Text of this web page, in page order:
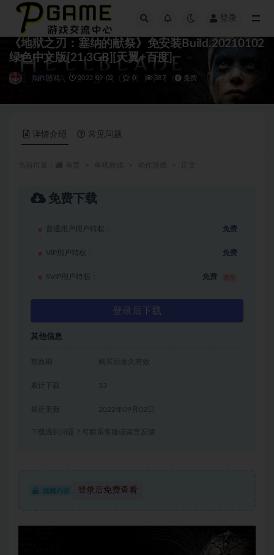
登录
《地狱之刃：塞纳的献祭》免安装Build.20210102
绿色中文版[21.3GB][天翼+百度]
动作游戏 2022-09-02 0 387 免费
详情介绍 常见问题
免费下载
普通用户用户特权： 免费
VIP用户特权： 免费
SVIP用户特权： 免费
登录后下载
其他信息
有效期 购买后永久有效
累计下载 33
2022年09月02日
下载遇到问题？可联系客服或留言反馈
隐藏内容 登录后免费查看
全部